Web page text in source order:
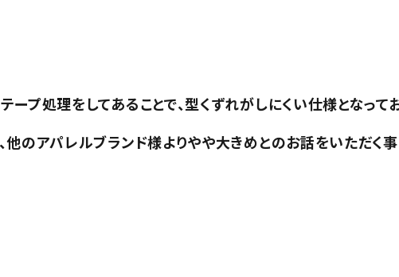
プ処理をしてあることで、型くずれがしにくい仕様となってお
のアパレルブランド様よりやや大きめとのお話をいただく